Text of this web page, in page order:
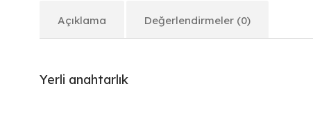
Açıklama Değerlendirmeler (0)
Yerli anahtarlık